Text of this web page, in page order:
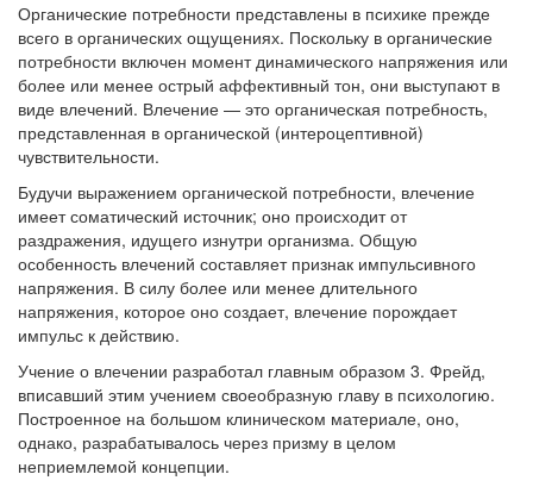
Органические потребности представлены в психике прежде
всего в органических ощущениях. Поскольку в органические
потребности включен момент динамического напряжения или
более или менее острый аффективный тон, они выступают в
виде влечений. Влечение — это органическая потребность,
представленная в органической (интероцептивной)
чувствительности.
Будучи выражением органической потребности, влечение
имеет соматический источник; оно происходит от
раздражения, идущего изнутри организма. Общую
особенность влечений составляет признак импульсивного
напряжения. В силу более или менее длительного
напряжения, которое оно создает, влечение порождает
импульс к действию.
Учение о влечении разработал главным образом 3. Фрейд,
вписавший этим учением своеобразную главу в психологию.
Построенное на большом клиническом материале, оно,
однако, разрабатывалось через призму в целом
неприемлемой концепции.